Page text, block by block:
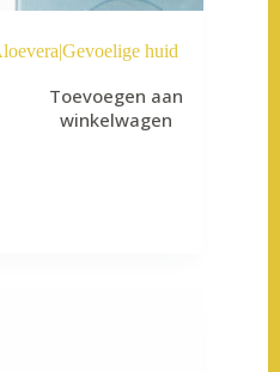
huid
Toevoegen aan
winkelwagen